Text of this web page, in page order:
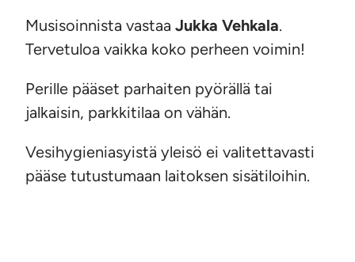
Musisoinnista vastaa Jukka Vehkala.
Tervetuloa vaikka koko perheen voimin!
Perille pääset parhaiten pyörällä tai
jalkaisin, parkkitilaa on vähän.
Vesihygieniasyistä yleisö ei valitettavasti
pääse tutustumaan laitoksen sisätiloihin.